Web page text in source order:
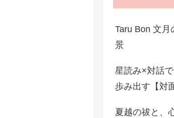
Taru Bon 文
景
星読み×対話
歩み出す【対
夏越の祓と、